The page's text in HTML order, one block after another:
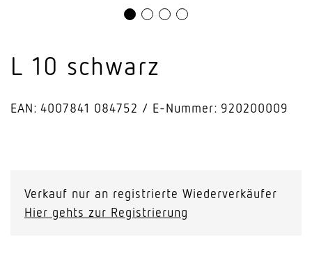
L 10 schwarz
EAN: 4007841 084752 E-Nummer: 920200009
schwarz
Menge
Verkauf nur an registrierte Wiederverkäufer
Hier gehts zur Registrierung